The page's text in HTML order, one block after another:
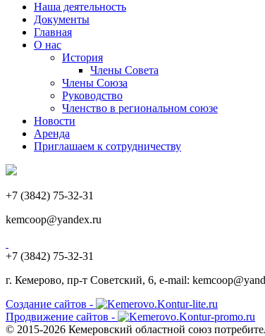
Наша деятельность
Документы
Главная
О нас
История
Члены Совета
Члены Союза
Руководство
Членство в региональном союзе
Новости
Аренда
Приглашаем к сотрудничеству
+7 (3842) 75-32-31
kemcoop@yandex.ru
+7 (3842) 75-32-31
г. Кемерово, пр-т Советский, 6, e-mail:
Создание сайтов -
Продвижение сайтов -
© 2015-2026 Кемеровский областной союз